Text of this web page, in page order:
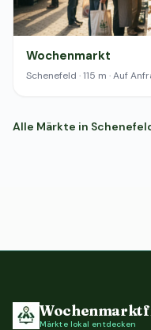
Wochenmarkt
Schenefeld · 115 m · Auf
Alle Märkte in
Märkte lokal entdecken